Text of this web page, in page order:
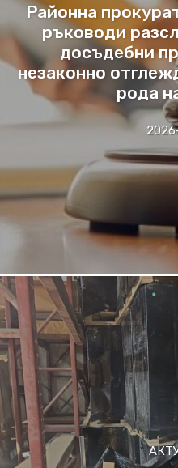
Районна
ръководи
досъдебни
незаконно
рода